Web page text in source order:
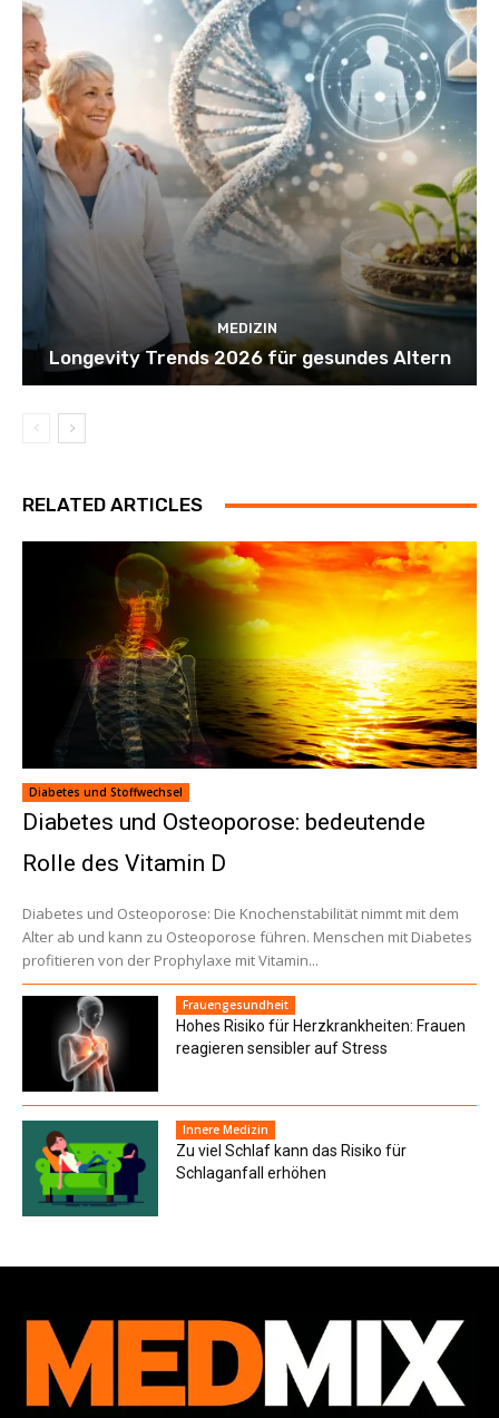
MEDIZIN
Longevity Trends 2026 für gesundes Altern
RELATED ARTICLES
Diabetes und Stoffwechsel
Diabetes und Osteoporose: bedeutende
Rolle des Vitamin D
Diabetes und Osteoporose: Die Knochenstabilität nimmt mit dem
Alter ab und kann zu Osteoporose führen. Menschen mit Diabetes
profitieren von der Prophylaxe mit Vitamin...
Frauengesundheit
Hohes Risiko für Herzkrankheiten: Frauen
reagieren sensibler auf Stress
Innere Medizin
Zu viel Schlaf kann das Risiko für
Schlaganfall erhöhen